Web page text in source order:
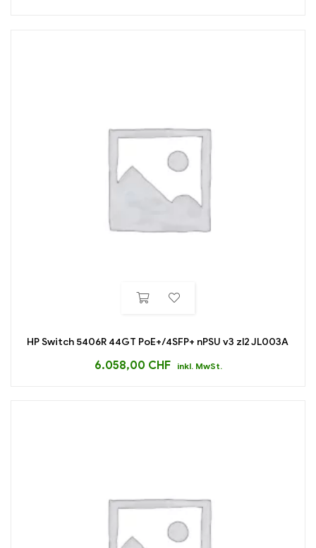
HP Switch 5406R 44GT PoE+/4SFP+ nPSU v3 zl2 JL003A
6.058,00 CHF inkl. MwSt.